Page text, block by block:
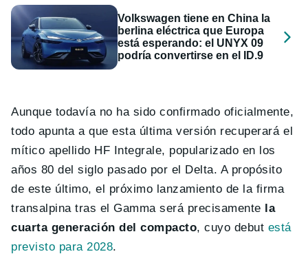
Volkswagen tiene en China la
berlina eléctrica que Europa
está esperando: el UNYX 09
podría convertirse en el ID.9
Aunque todavía no ha sido confirmado oficialmente,
todo apunta a que esta última versión recuperará el
mítico apellido HF Integrale, popularizado en los
años 80 del siglo pasado por el Delta. A propósito
de este último, el próximo lanzamiento de la firma
transalpina tras el Gamma será precisamente la
cuarta generación del compacto, cuyo debut está
previsto para 2028.